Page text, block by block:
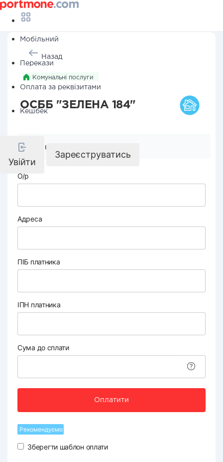
Мобільний
Перекази
Оплата за реквізитами
Кешбек
Увійти
Зареєструватись
Назад
Комунальні послуги
ОСББ "ЗЕЛЕНА 184"
Реквізити компанії
О/р
Адреса
ПІБ платника
ІПН платника
Сума до сплати
Оплатити
Рекомендуємо
Зберегти шаблон оплати